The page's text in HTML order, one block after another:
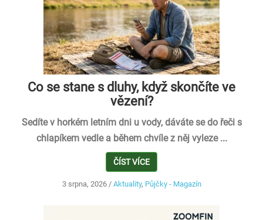
Co se stane s dluhy, když skončíte ve
vězení?
Sedíte v horkém letním dni u vody, dáváte se do řeči s
chlapíkem vedle a během chvíle z něj vyleze ...
ČÍST VÍCE
3 srpna, 2026/ Aktuality, Půjčky - Magazín